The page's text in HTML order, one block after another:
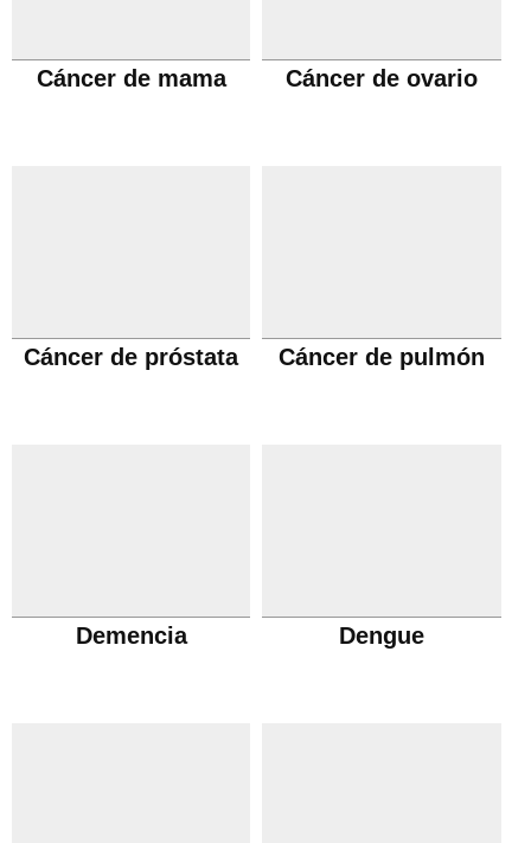
Cáncer de mama Cáncer de ovario
Cáncer de próstata Cáncer de pulmón
Demencia Dengue